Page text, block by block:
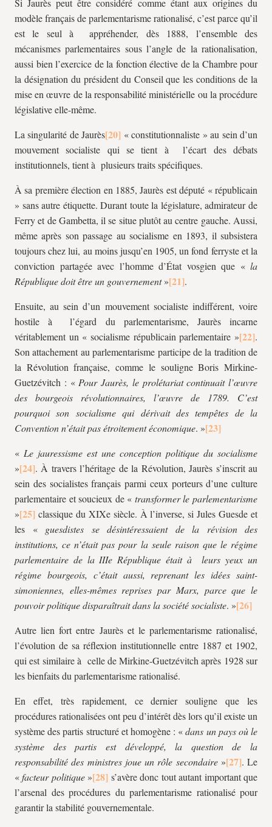
Si Jaurès peut être considéré comme étant aux origines du
modèle français de parlementarisme rationalisé, c’est parce qu’il
est le seul à appréhender, dès 1888, l’ensemble des
mécanismes parlementaires sous l’angle de la rationalisation,
aussi bien l’exercice de la fonction élective de la Chambre pour
la désignation du président du Conseil que les conditions de la
mise en œuvre de la responsabilité ministérielle ou la procédure
législative elle-même.
La singularité de Jaurès
« constitutionnaliste » au sein d’un
mouvement socialiste qui se tient à l’écart des débats
institutionnels, tient à plusieurs traits spécifiques.
À sa première élection en 1885, Jaurès est député « républicain
» sans autre étiquette. Durant toute la législature, admirateur de
Ferry et de Gambetta, il se situe plutôt au centre gauche. Aussi,
même après son passage au socialisme en 1893, il subsistera
toujours chez lui, au moins jusqu’en 1905, un fond ferryste et la
conviction partagée avec l’homme d’État vosgien que « la
République doit être un gouvernement»
.
Ensuite, au sein d’un mouvement socialiste indifférent, voire
hostile à l’égard du parlementarisme, Jaurès incarne
véritablement un « socialisme républicain parlementaire »
.
Son attachement au parlementarisme participe de la tradition de
la Révolution française, comme le souligne Boris Mirkine-
Guetzévitch : « Pour Jaurès, le prolétariat continuait l’œuvre
des bourgeois révolutionnaires, l’œuvre de 1789. C’est
pourquoi son socialisme qui dérivait des tempêtes de la
Convention n’était pas étroitement économique. »
« Le jauressisme est une conception politique du socialisme
»
. À travers l’héritage de la Révolution, Jaurès s’inscrit au
sein des socialistes français parmi ceux porteurs d’une culture
parlementaire et soucieux de « transformer le parlementarisme
»
classique du XIXe siècle. À l’inverse, si Jules Guesde et
les « guesdistes se désintéressaient de la révision des
institutions, ce n’était pas pour la seule raison que le régime
parlementaire de la IIIe République était à leurs yeux un
régime bourgeois, c’était aussi, reprenant les idées saint-
simoniennes, elles-mêmes reprises par Marx, parce que le
pouvoir politique disparaîtrait dans la société socialiste. »
Autre lien fort entre Jaurès et le parlementarisme rationalisé,
l’évolution de sa réflexion institutionnelle entre 1887 et 1902,
qui est similaire à celle de Mirkine-Guetzévitch après 1928 sur
les bienfaits du parlementarisme rationalisé.
En effet, très rapidement, ce dernier souligne que les
procédures rationalisées ont peu d’intérêt dès lors qu’il existe un
système des partis structuré et homogène : «dans un pays oùle
système des partis est développé, la question de la
responsabilité des ministres joue un rôle secondaire »
. Le
«facteur politique »
s’avère donc tout autant important que
l’arsenal des procédures du parlementarisme rationalisé pour
garantir la stabilité gouvernementale.